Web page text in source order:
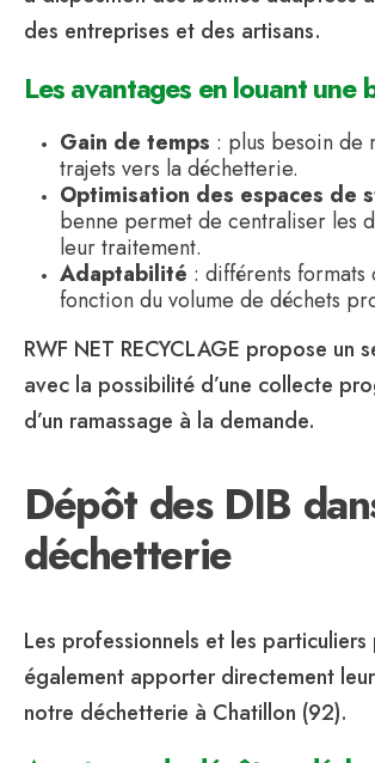
des entreprises et des artisans.
Les avantages en louant une
Gain de temps : plus besoin de
trajets vers la déchetterie.
Optimisation des espaces de
benne permet de centraliser les
leur traitement.
Adaptabilité : différents
fonction du volume de déchets
RWF NET RECYCLAGE propose un
avec la possibilité d’une collecte
d’un ramassage à la demande.
Dépôt des DIB
déchetterie
Les professionnels et les particuliers
également apporter directement
notre déchetterie à Chatillon (92).